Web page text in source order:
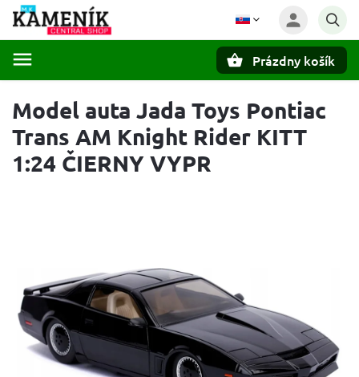
Prázdny košík
Model auta Jada Toys Pontiac
Trans AM Knight Rider KITT
1:24 ČIERNY VYPR